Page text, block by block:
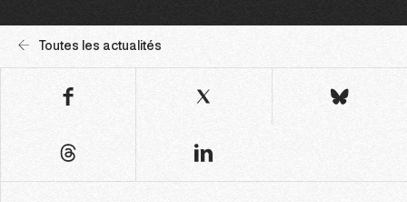
Toutes les actualités